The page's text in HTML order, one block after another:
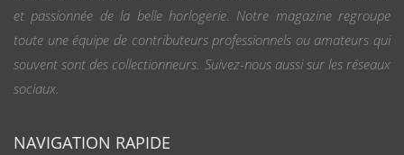
et passionnée de la belle horlogerie. Notre magazine regroupe
toute une équipe de contributeurs professionnels ou amateurs qui
souvent sont des collectionneurs. Suivez-nous aussi sur les réseaux
sociaux.
NAVIGATION RAPIDE